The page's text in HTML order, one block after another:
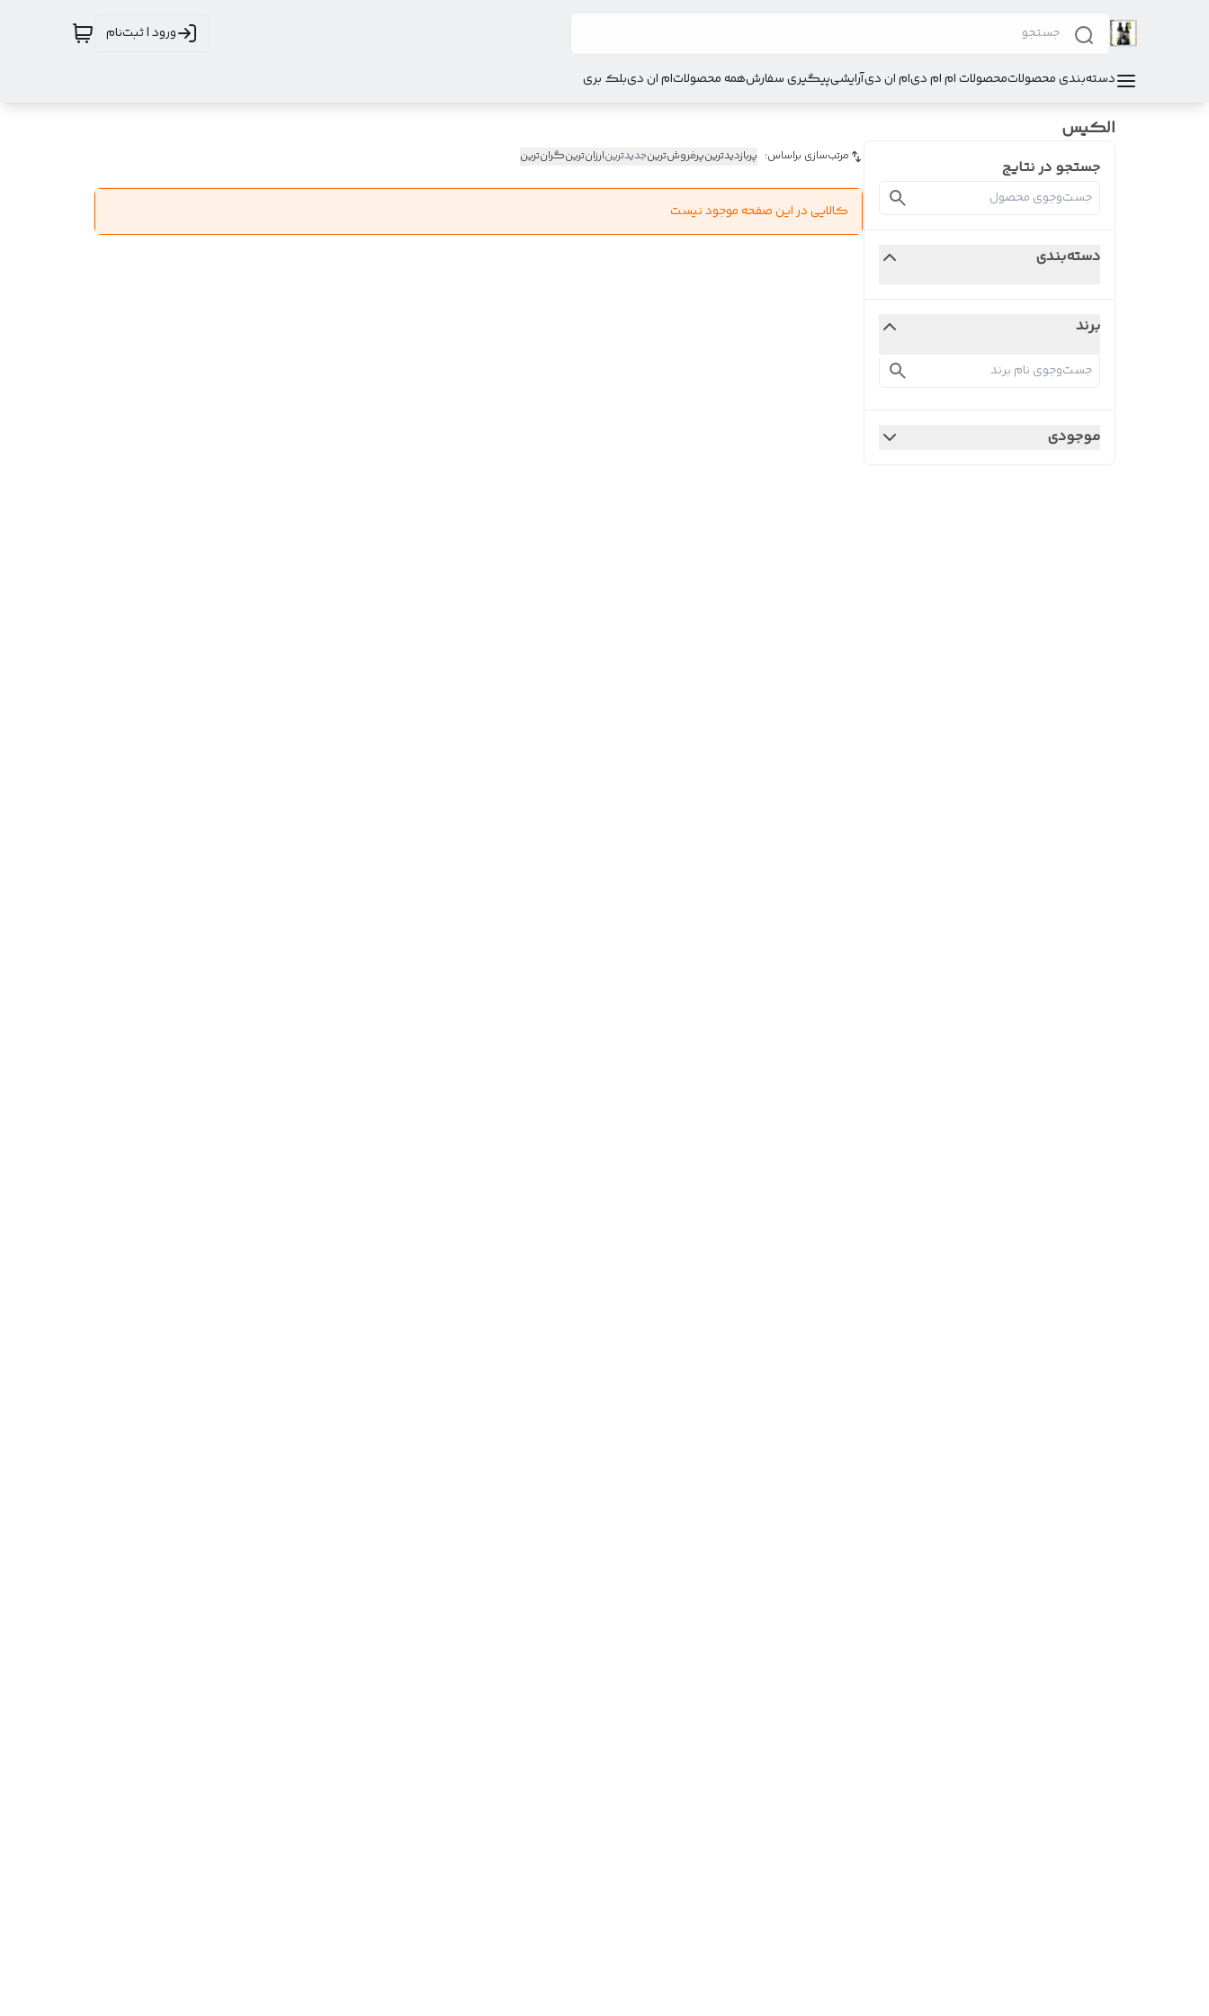
ورود | ثبت‌نام
دسته‌بندی محصولاتمحصولات ام ام دیام ان دیآرایشیپیگیری سفارشهمه محصولاتام ان دیبلک بری
الکیس
جستجو در نتایج
دسته‌بندی
برند
موجودی
مرتب‌سازی براساس: پربازدیدترینپرفروش‌ترینجدیدترینارزان‌ترینگران‌ترین
کالایی در این صفحه موجود نیست